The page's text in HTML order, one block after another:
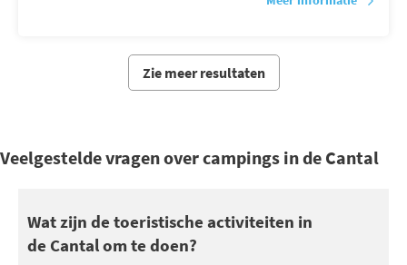
Zie meer resultaten
Veelgestelde vragen over campings in de Cantal
Wat zijn de toeristische activiteiten in
de Cantal om te doen?
Cantal biedt toeristische sites om te ontdekken: Volcans
U kunt ook profiter de vos vacances in de Cantal pour